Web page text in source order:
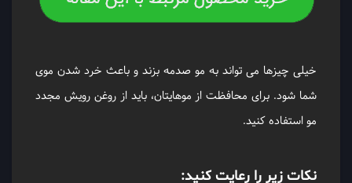
خیلی چیزها می تواند به مو صدمه بزند و باعث خرد شدن موی
شما شود. برای محافظت از موهایتان، باید از روغن رویش مجدد
مو استفاده کنید.
نکات زیر را رعایت کنید: